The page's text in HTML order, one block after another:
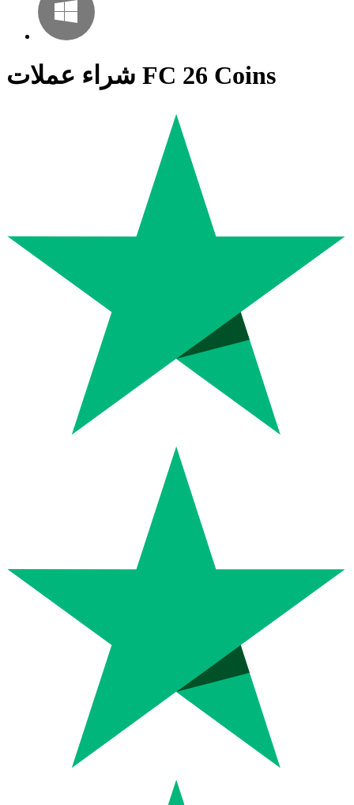
شراء عملات FC 26 Coins